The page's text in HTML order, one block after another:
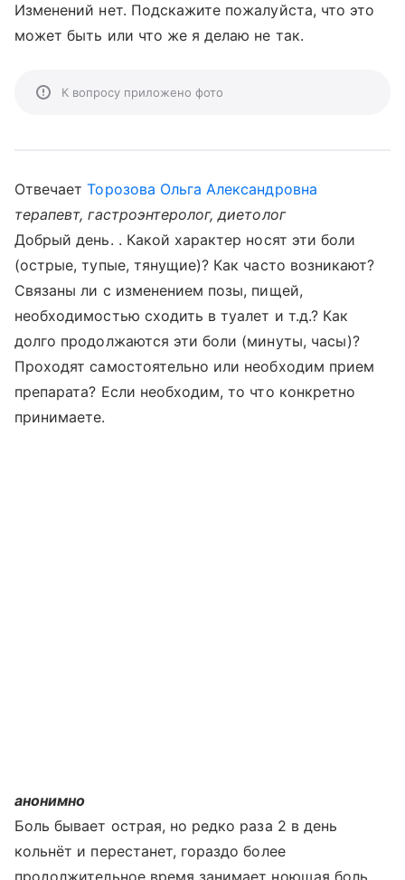
Изменений нет. Подскажите пожалуйста, что это
может быть или что же я делаю не так.
К вопросу приложено фото
ОтвечаетТорозова Ольга Александровна
терапевт, гастроэнтеролог, диетолог
Добрый день. . Какой характер носят эти боли
(острые, тупые, тянущие)? Как часто возникают?
Связаны ли с изменением позы, пищей,
необходимостью сходить в туалет и т.д.? Как
долго продолжаются эти боли (минуты, часы)?
Проходят самостоятельно или необходим прием
препарата? Если необходим, то что конкретно
принимаете.
анонимно
Боль бывает острая, но редко раза 2 в день
кольнёт и перестанет, гораздо более
продолжительное время занимает ноющая боль,